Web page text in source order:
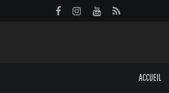
ACCUEIL
Panneau de gestion des cookies